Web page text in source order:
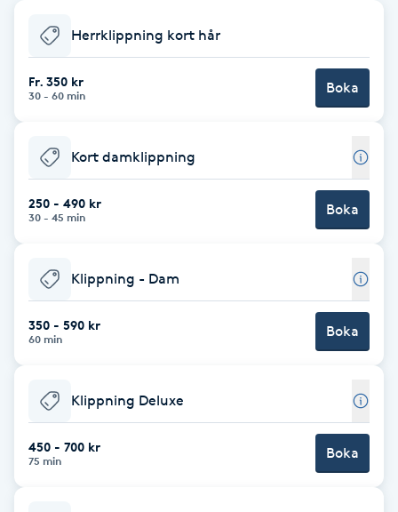
Babylights
Balayage
Barber
BIAB
Blowout
Brynfärgning
Herrklippning kort hår
Fr. 350 kr
30 - 60 min Boka
Kort damklippning
250 - 490 kr
30 - 45 min Boka
Klippning - Dam
350 - 590 kr
60 min Boka
Klippning Deluxe
450 - 700 kr
75 min Boka